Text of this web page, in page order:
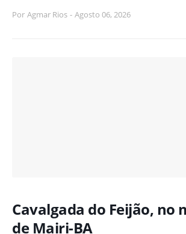
Por Agmar Rios - Agosto 06, 2026
Cavalgada do Feijão, no
de Mairi-BA